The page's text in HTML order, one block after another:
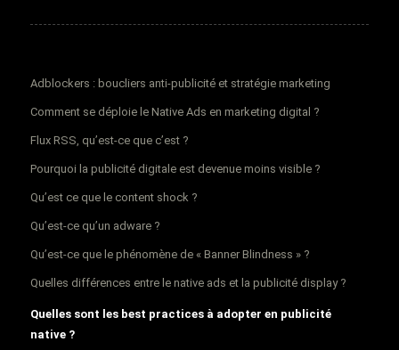
Adblockers : boucliers anti-publicité et stratégie marketing
Comment se déploie le Native Ads en marketing digital ?
Flux RSS, qu’est-ce que c’est ?
Pourquoi la publicité digitale est devenue moins visible ?
Qu’est ce que le content shock ?
Qu’est-ce qu’un adware ?
Qu’est-ce que le phénomène de « Banner Blindness » ?
Quelles différences entre le native ads et la publicité display ?
Quelles sont les best practices à adopter en publicité
native ?